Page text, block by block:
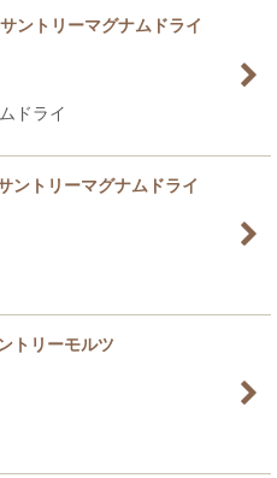
ントリーマグナムドライ
ドライ
トリーマグナムドライ
トリーモルツ